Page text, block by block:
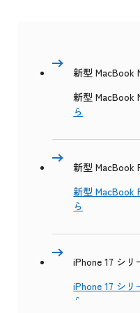
新型 MacBook
新型 MacBook
ら
新型 MacBook
新型 MacBook
ら
iPhone 17 シリ
iPhone 17 シ
ら